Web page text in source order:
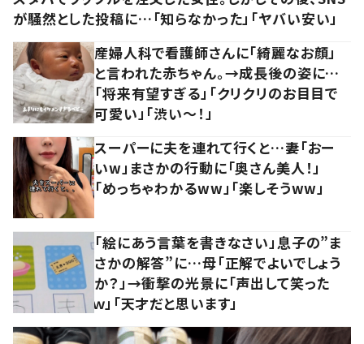
が騒然とした投稿に…「知らなかった」「ヤバい安い」
産婦人科で看護師さんに「綺麗なお顔」
と言われた赤ちゃん。→成長後の姿に…
「将来有望すぎる」「クリクリのお目目で
可愛い」「渋い～！」
スーパーに夫を連れて行くと…妻「おー
いw」まさかの行動に「奥さん美人！」
「めっちゃわかるww」「楽しそうww」
「絵にあう言葉を書きなさい」息子の”ま
さかの解答”に…母「正解でよいでしょう
か？」→衝撃の光景に「声出して笑った
ｗ」「天才だと思います」